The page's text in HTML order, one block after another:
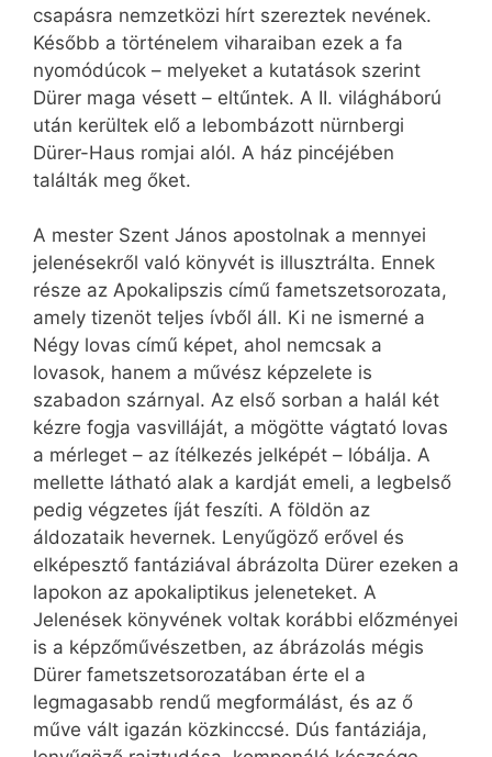
csapásra nemzetközi hírt szereztek nevének.
Később a történelem viharaiban ezek a fa
nyomódúcok – melyeket a kutatások szerint
Dürer maga vésett – eltűntek. A II. világháború
után kerültek elő a lebombázott nürnbergi
Dürer-Haus romjai alól. A ház pincéjében
találták meg őket.
A mester Szent János apostolnak a mennyei
jelenésekről való könyvét is illusztrálta. Ennek
része az Apokalipszis című fametszetsorozata,
amely tizenöt teljes ívből áll. Ki ne ismerné a
Négy lovas című képet, ahol nemcsak a
lovasok, hanem a művész képzelete is
szabadon szárnyal. Az első sorban a halál két
kézre fogja vasvilláját, a mögötte vágtató lovas
a mérleget – az ítélkezés jelképét – lóbálja. A
mellette látható alak a kardját emeli, a legbelső
pedig végzetes íját feszíti. A földön az
áldozataik hevernek. Lenyűgöző erővel és
elképesztő fantáziával ábrázolta Dürer ezeken a
lapokon az apokaliptikus jeleneteket. A
Jelenések könyvének voltak korábbi előzményei
is a képzőművészetben, az ábrázolás mégis
Dürer fametszetsorozatában érte el a
legmagasabb rendű megformálást, és az ő
műve vált igazán közkinccsé. Dús fantáziája,